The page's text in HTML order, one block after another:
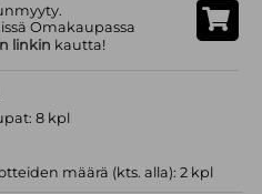
Omakaupassa
linkin kautta!
8 kpl
määrä (kts. alla): 2 kpl